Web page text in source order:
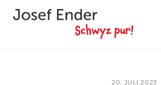
Skip
20. JULI 2023